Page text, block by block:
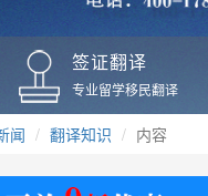
德语翻译
疫苗本翻译
新冠疫
核酸检测
核酸检
签证翻译
专业留学移民翻译
闻 翻译知识 内容